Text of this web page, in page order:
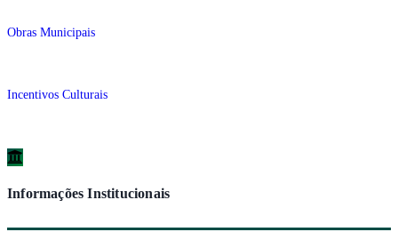
Obras Municipais
Incentivos Culturais
Informações Institucionais